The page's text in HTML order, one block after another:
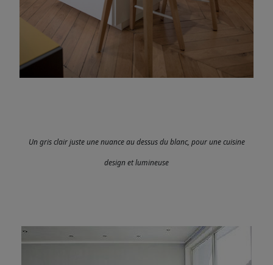
Un gris clair juste une nuance au dessus du blanc, pour une cuisine
design et lumineuse